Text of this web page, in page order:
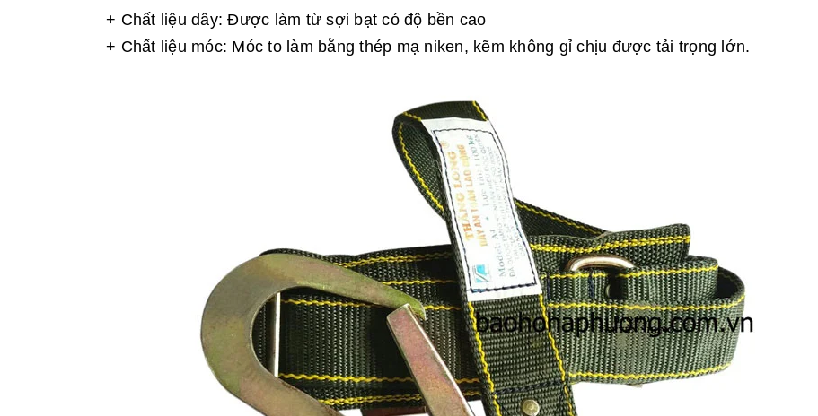
+ Chất liệu dây: Được làm từ sợi bạt có độ bền cao
+ Chất liệu móc: Móc to làm bằng thép mạ niken, kẽm không gỉ chịu được tải trọng lớn.